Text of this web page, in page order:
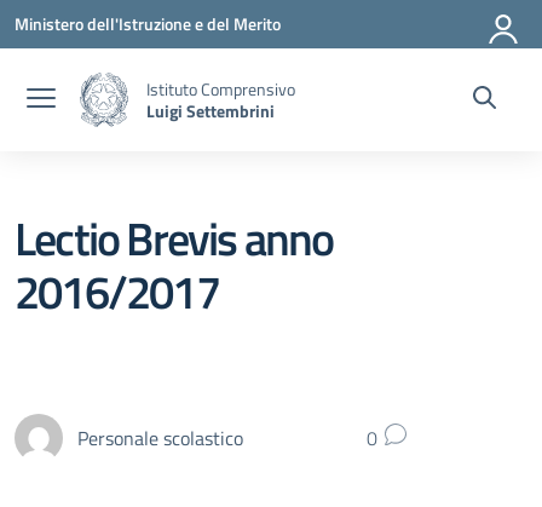
Vai ai contenuti
Vai al menu di navigazione
Vai al footer
Ministero dell'Istruzione e del Merito
Istituto Comprensivo
Luigi Settembrini
Lectio Brevis anno
2016/2017
Personale scolastico 0